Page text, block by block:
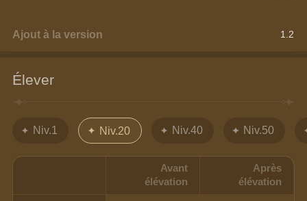
Ajout à la version 1.2
Élever
Niv.1 Niv.20 Niv.40 Niv.50
Avant
élévation
Après
élévation